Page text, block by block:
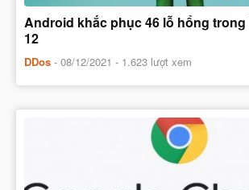
Android khắc phục 46 lỗ hổng trong
12
DDos - 08/12/2021 - 1.623 lượt xem